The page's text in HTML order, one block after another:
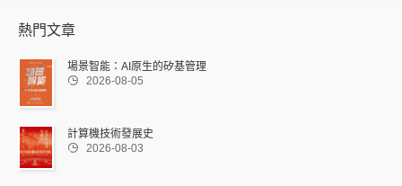
熱門文章
場景智能：AI原生的矽基管理
 2026-08-05
計算機技術發展史
 2026-08-03